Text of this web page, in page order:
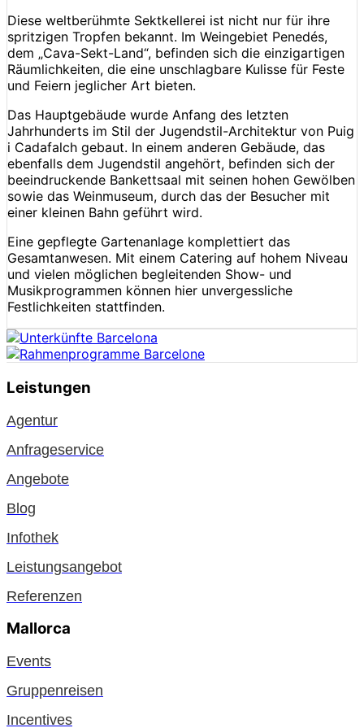
Diese weltberühmte Sektkellerei ist nicht nur für ihre
spritzigen Tropfen bekannt. Im Weingebiet Penedés,
dem „Cava-Sekt-Land“, befinden sich die einzigartigen
Räumlichkeiten, die eine unschlagbare Kulisse für Feste
und Feiern jeglicher Art bieten.
Das Hauptgebäude wurde Anfang des letzten
Jahrhunderts im Stil der Jugendstil-Architektur von Puig
i Cadafalch gebaut. In einem anderen Gebäude, das
ebenfalls dem Jugendstil angehört, befinden sich der
beeindruckende Bankettsaal mit seinen hohen Gewölben
sowie das Weinmuseum, durch das der Besucher mit
einer kleinen Bahn geführt wird.
Eine gepflegte Gartenanlage komplettiert das
Gesamtanwesen. Mit einem Catering auf hohem Niveau
und vielen möglichen begleitenden Show- und
Musikprogrammen können hier unvergessliche
Festlichkeiten stattfinden.
Leistungen
Agentur
Anfrageservice
Angebote
Blog
Infothek
Leistungsangebot
Referenzen
Mallorca
Events
Gruppenreisen
Incentives